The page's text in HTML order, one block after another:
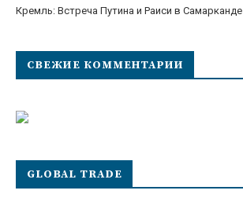
Кремль: Встреча Путина и Раиси в Самарканде
СВЕЖИЕ КОММЕНТАРИИ
GLOBAL TRADE